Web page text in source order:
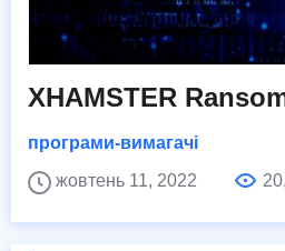
XHAMSTER
програми-вимагачі
жовтень 11, 2022